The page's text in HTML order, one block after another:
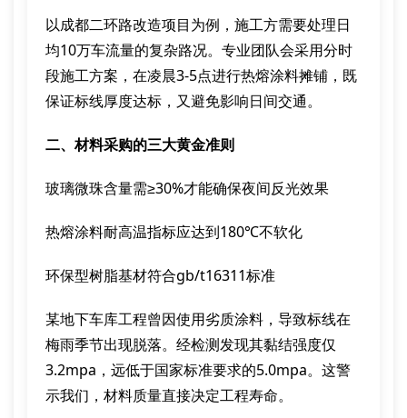
以成都二环路改造项目为例，施工方需要处理日
均10万车流量的复杂路况。专业团队会采用分时
段施工方案，在凌晨3-5点进行热熔涂料摊铺，既
保证标线厚度达标，又避免影响日间交通。
二、材料采购的三大黄金准则
玻璃微珠含量需≥30%才能确保夜间反光效果
热熔涂料耐高温指标应达到180℃不软化
环保型树脂基材符合gb/t16311标准
某地下车库工程曾因使用劣质涂料，导致标线在
梅雨季节出现脱落。经检测发现其黏结强度仅
3.2mpa，远低于国家标准要求的5.0mpa。这警
示我们，材料质量直接决定工程寿命。